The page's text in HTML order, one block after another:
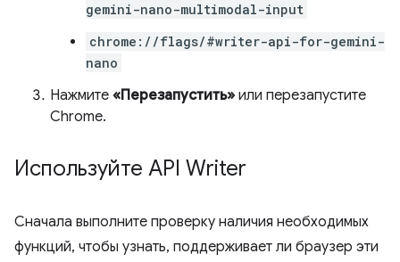
gemini-nano-multimodal-input
chrome://flags/#writer-api-for-gemini-
nano
Нажмите «Перезапустить» или перезапустите
Chrome.
Используйте API Writer
Сначала выполните проверку наличия необходимых
функций, чтобы узнать, поддерживает ли браузер эти